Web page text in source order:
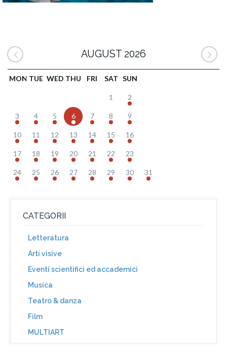
AUGUST 2026
MON TUE WED THU FRI SAT SUN
1 2
3 4 5 6 7 8 9
10 11 12 13 14 15 16
17 18 19 20 21 22 23
24 25 26 27 28 29 30 31
CATEGORII
Letteratura
Arti visive
Eventi scientifici ed accademici
Musica
Teatro & danza
Film
MULTIART